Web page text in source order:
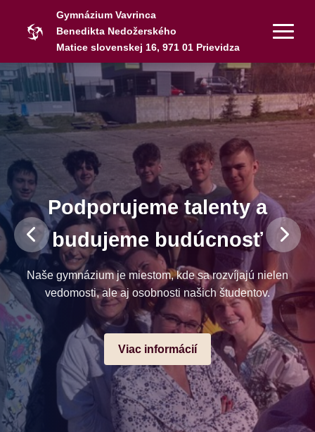
Gymnázium Vavrinca
Benedikta Nedožerského
Matice slovenskej 16, 971 01 Prievidza
Podporujeme talenty a
budujeme budúcnosť
Naše gymnázium je miestom, kde sa rozvíjajú nielen
vedomosti, ale aj osobnosti našich študentov.
Viac informácií